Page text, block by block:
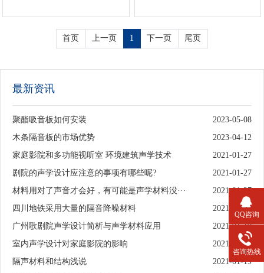
首页 上一页 1 下一页 尾页
最新资讯
聚酯吸音板如何安装
2023-05-08
木条隔音板的市场优势
2023-04-12
家庭影院和多功能视听室 环境建筑声学技术
2021-01-27
剧院的声学设计应注意的事项有哪些呢?
2021-01-27
材料用对了声音才会好，有可能是声学材料没···
2021-01-27
四川地铁采用大量的隔音降噪材料
2021-01-19
广州歌剧院声学设计简析与声学材料应用
2021-01-19
室内声学设计对家庭影院的影响
2021-01-19
隔声材料和结构浅说
2021-01-19
QQ咨询
咨询热线